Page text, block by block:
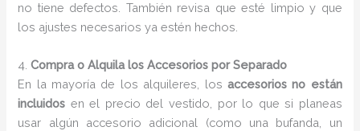
no tiene defectos. También revisa que esté limpio y que
los ajustes necesarios ya estén hechos.
4.Compra o Alquila los Accesorios por Separado
En la mayoría de los alquileres, los accesorios no están
incluidos en el precio del vestido, por lo que si planeas
usar algún accesorio adicional (como una bufanda, un